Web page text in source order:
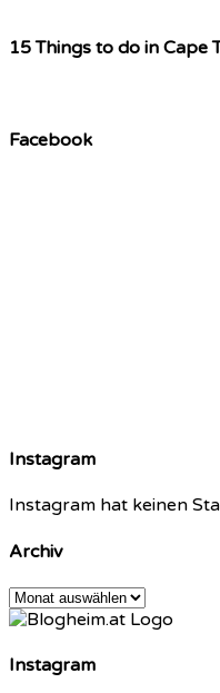
15 Things to do in Cape
Facebook
Instagram
Instagram hat keinen
Archiv
Archiv
Instagram